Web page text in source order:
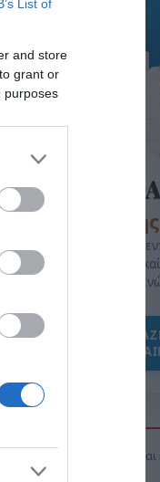
List of
and store
grant or
purposes
της
Οι άνθρωποι, οι
το ελληνικό
πολιτισμός που μας
ΌΣΑ
ΓΙΑ ΤΟ
θα αποκτήσεις λαμπερό